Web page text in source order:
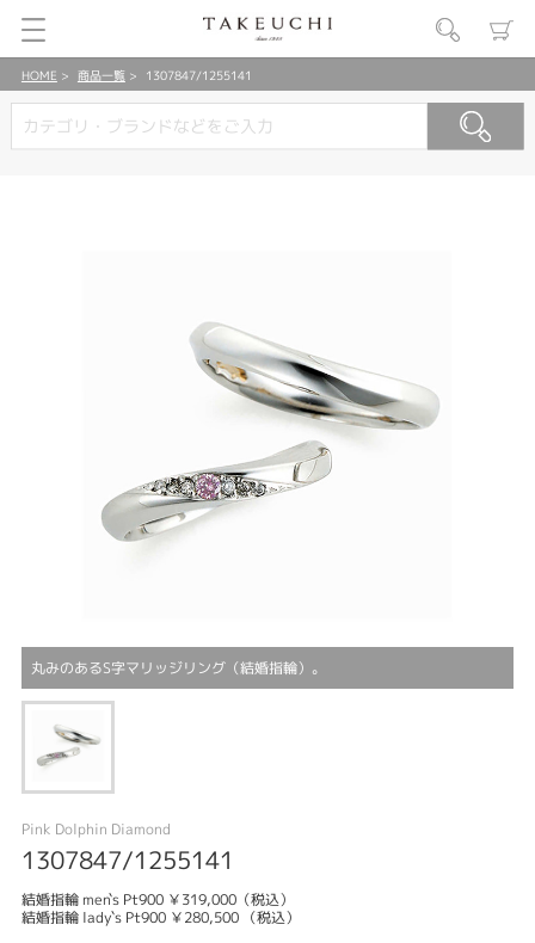
HOME 商品一覧 1307847/1255141
丸みのあるS字マリッジリング（結婚指輪）。
Pink Dolphin Diamond
1307847/1255141
結婚指輪 men`s Pt900 ￥319,000（税込）
結婚指輪 lady`s Pt900 ￥280,500 （税込）